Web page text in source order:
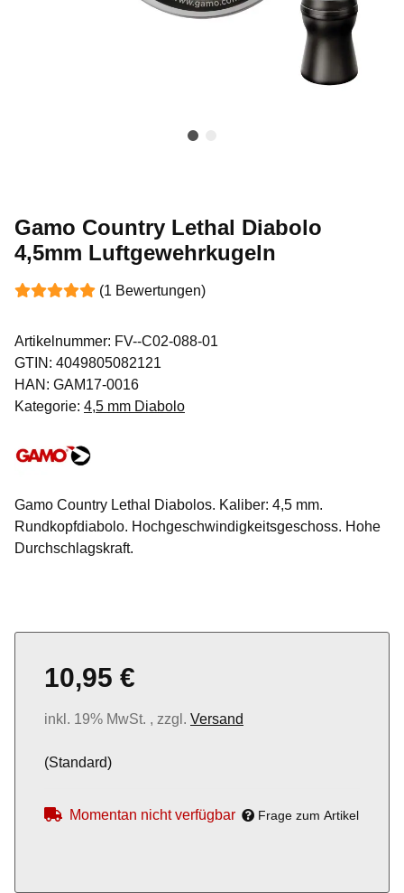
Gamo Country Lethal Diabolo
4,5mm Luftgewehrkugeln
(1 Bewertungen)
Artikelnummer: FV--C02-088-01
GTIN: 4049805082121
HAN: GAM17-0016
Kategorie: 4,5 mm Diabolo
Gamo Country Lethal Diabolos. Kaliber: 4,5 mm.
Rundkopfdiabolo. Hochgeschwindigkeitsgeschoss. Hohe
Durchschlagskraft.
10,95 €
inkl. 19% MwSt. , zzgl. Versand
(Standard)
Momentan nicht verfügbar Frage zum Artikel